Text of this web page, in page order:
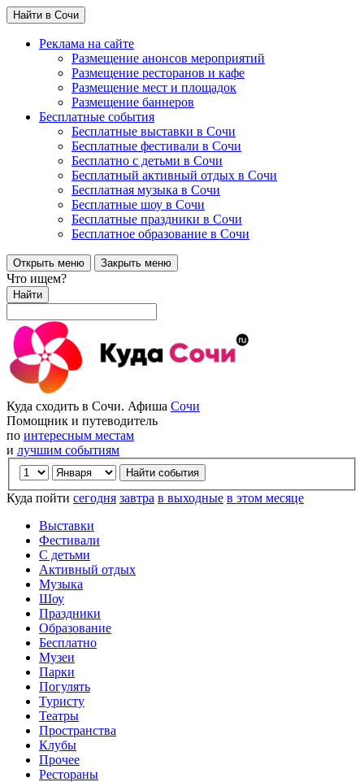
Найти в Сочи
Реклама на сайте
Размещение анонсов мероприятий
Размещение ресторанов и кафе
Размещение мест и площадок
Размещение баннеров
Бесплатные события
Бесплатные выставки в Сочи
Бесплатные фестивали в Сочи
Бесплатно с детьми в Сочи
Бесплатный активный отдых в Сочи
Бесплатная музыка в Сочи
Бесплатные шоу в Сочи
Бесплатные праздники в Сочи
Бесплатное образование в Сочи
Открыть меню Закрыть меню
Что ищем?
Найти
Куда сходить в Сочи. Афиша Сочи
Помощник и путеводитель
по интересным местам
и лучшим событиям
Куда пойти сегодня завтра в выходные в этом месяце
Выставки
Фестивали
С детьми
Активный отдых
Музыка
Шоу
Праздники
Образование
Бесплатно
Музеи
Парки
Погулять
Туристу
Театры
Пространства
Клубы
Прочее
Рестораны